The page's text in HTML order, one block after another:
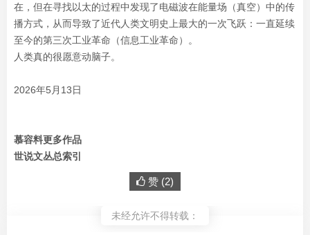
在，但在寻找以太的过程中发现了电磁波在能量场（真空）中的传
播方式，从而导致了近代人类文明史上最大的一次飞跃：一直延续
至今的第三次工业革命（信息工业革命）。
人类真的很愿意动脑子。
2026年5月13日
慕容料更多作品
世说文丛总索引
赞 (2)
未经允许不得转载：